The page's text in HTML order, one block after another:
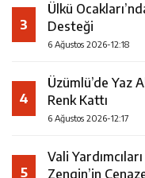
3
Ülkü
Desteği
6 Ağustos 2026-12:18
4
Üzümlü’de Yaz
Renk Kattı
6 Ağustos 2026-12:17
5
Vali
Zengin’in